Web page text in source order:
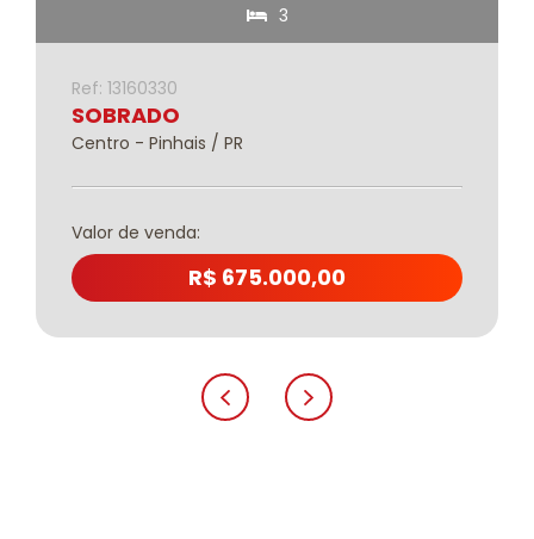
3
Ref: 13160330
SOBRADO
Centro - Pinhais / PR
Valor de venda:
R$ 675.000,00